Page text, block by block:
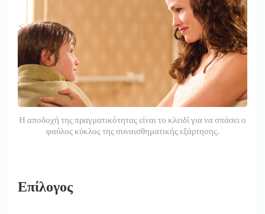
Η αποδοχή της πραγματικότητας είναι το κλειδί για να σπάσει ο
φαύλος κύκλος της συναισθηματικής εξάρτησης.
Επίλογος